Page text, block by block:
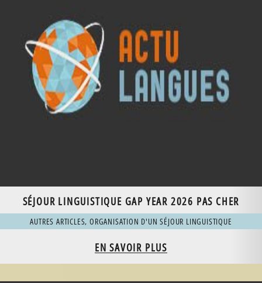
SÉJOUR LINGUISTIQUE GAP YEAR 2026 PAS CHER
AUTRES ARTICLES, ORGANISATION D'UN SÉJOUR LINGUISTIQUE
EN SAVOIR PLUS